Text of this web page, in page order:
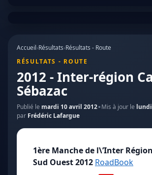
Accueil›Résultats›Résultats - Route
RÉSULTATS - ROUTE
2012 - Inter-région
Sébazac
Publié le mardi 10 avril 2012 Mis à jour le
par Frédéric Lafargue
1ère Manche de l\’Inter
Sud Ouest 2012 RoadBook